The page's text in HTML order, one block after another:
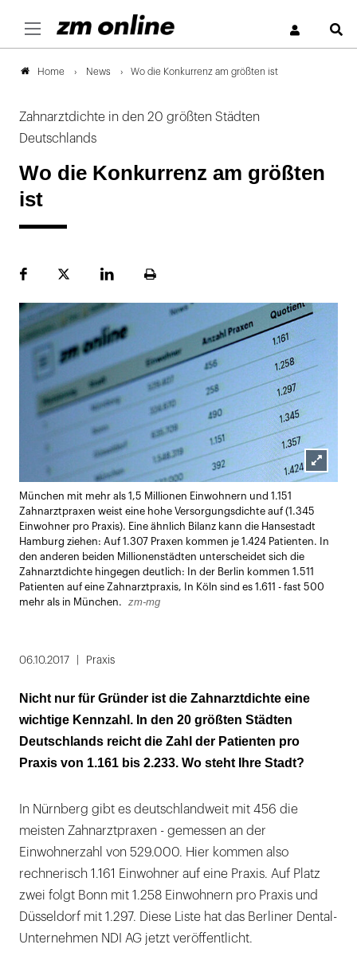
Home News Wo die Konkurrenz am größten ist
Zahnarztdichte in den 20 größten Städten
Deutschlands
Wo die Konkurrenz am größten
ist
FacebookPlattformLinekdInSeite
Lightbox
München mit mehr als 1,5 Millionen Einwohnern und 1.151
Zahnarztpraxen weist eine hohe Versorgungsdichte auf (1.345
Einwohner pro Praxis). Eine ähnlich Bilanz kann die Hansestadt
Hamburg ziehen: Auf 1.307 Praxen kommen je 1.424 Patienten. In
den anderen beiden Millionenstädten unterscheidet sich die
Zahnarztdichte hingegen deutlich: In der Berlin kommen 1.511
Patienten auf eine Zahnarztpraxis, In Köln sind es 1.611 - fast 500
mehr als in München.
zm-mg
06.10.2017 Praxis
Nicht nur für Gründer ist die Zahnarztdichte eine
wichtige Kennzahl. In den 20 größten Städten
Deutschlands reicht die Zahl der Patienten pro
Praxis von 1.161 bis 2.233. Wo steht Ihre Stadt?
In Nürnberg gibt es deutschlandweit mit 456 die
meisten Zahnarztpraxen - gemessen an der
Einwohnerzahl von 529.000. Hier kommen also
rechnerisch 1.161 Einwohner auf eine Praxis. Auf Platz
zwei folgt Bonn mit 1.258 Einwohnern pro Praxis und
Düsseldorf mit 1.297. Diese Liste hat das Berliner Dental-
Unternehmen NDI AG jetzt veröffentlicht.